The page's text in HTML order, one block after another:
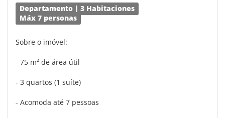
Departamento | 3 Habitaciones
Máx 7 personas
Sobre o imóvel:
- 75 m² de área útil
- 3 quartos (1 suíte)
- Acomoda até 7 pessoas